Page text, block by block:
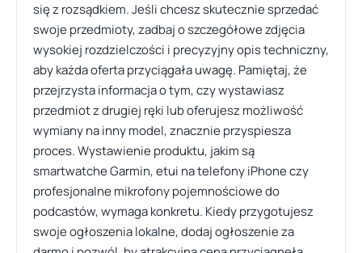
się z rozsądkiem. Jeśli chcesz skutecznie sprzedać
swoje przedmioty, zadbaj o szczegółowe zdjęcia
wysokiej rozdzielczości i precyzyjny opis techniczny,
aby każda oferta przyciągała uwagę. Pamiętaj, że
przejrzysta informacja o tym, czy wystawiasz
przedmiot z drugiej ręki lub oferujesz możliwość
wymiany na inny model, znacznie przyspiesza
proces. Wystawienie produktu, jakim są
smartwatche Garmin, etui na telefony iPhone czy
profesjonalne mikrofony pojemnościowe do
podcastów, wymaga konkretu. Kiedy przygotujesz
swoje ogłoszenia lokalne, dodaj ogłoszenie za